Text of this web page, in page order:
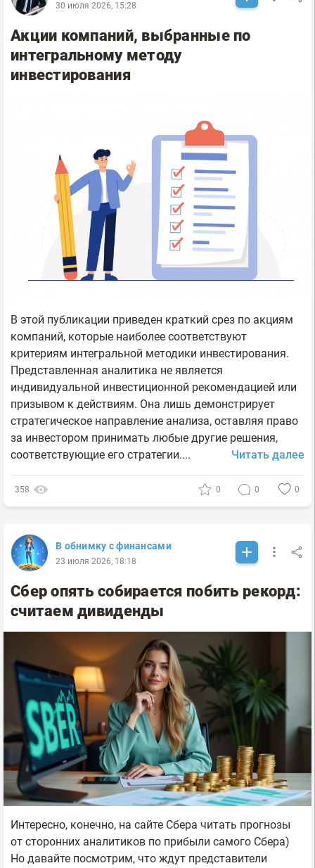
30 июля 2026, 15:28
Акции компаний, выбранные по
интегральному методу
инвестирования
В этой публикации приведен краткий срез по акциям
компаний, которые наиболее соответствуют
критериям интегральной методики инвестирования.
Представленная аналитика не является
индивидуальной инвестиционной рекомендацией или
призывом к действиям. Она лишь демонстрирует
стратегическое направление анализа, оставляя право
за инвестором принимать любые другие решения,
соответствующие его стратегии....
Читать далее
358 0 0 0
В обнимку с финансами
23 июля 2026, 18:18
Сбер опять собирается побить рекорд:
считаем дивиденды
Интересно, конечно, на сайте Сбера читать прогнозы
от сторонних аналитиков по прибыли самого Сбера)
Но давайте посмотрим, что ждут представители